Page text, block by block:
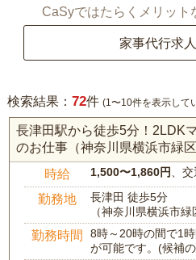
CaSyではたらくメリット
家事代行求
検索結果： 72件 (1〜10件を表示して
長津田駅から徒歩5分！2LDK
のお仕事（神奈川県横浜市緑区
時給 1,500〜1,860円、
勤務地
長津田 徒歩5分
（神奈川県横浜市緑
勤務時間
8時～20時の間で1
が可能です。(候補